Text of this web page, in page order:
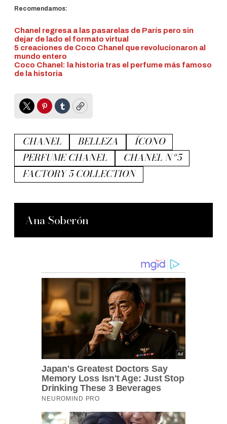
Recomendamos:
Chanel regresa a las pasarelas de París pero sin
dejar de lado el formato virtual
5 creaciones de Coco Chanel que revolucionaron al
mundo entero
Coco Chanel: la historia tras el perfume más famoso
de la historia
TwitterPinterest
TumblrCopy
CHANEL BELLEZA
ÍCONO
PERFUME CHANEL
CHANEL Nº5
FACTORY 5 COLLECTION
Ana Soberón